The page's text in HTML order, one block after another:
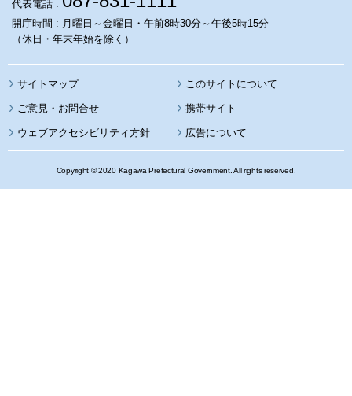
代表電話 :
開庁時間 : 月曜日～金曜日・午前8時30分～午後5時15分
（休日・年末年始を除く）
サイトマップ このサイトについて
携帯サイト
ウェブアクセシビリティ方針 広告について
Copyright © 2020 Kagawa Prefectural Government. All rights reserved.